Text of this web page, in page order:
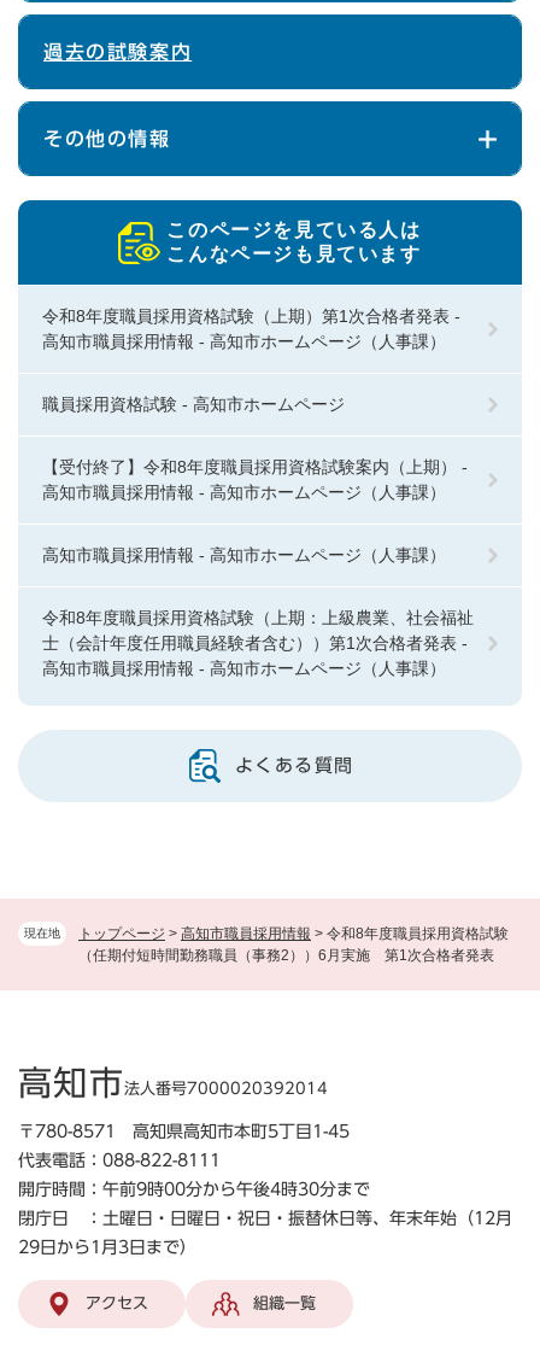
現在地 トップページ > 高知市職員採用情報 > 令和8年度職員採用資格試験
（任期付短時間勤務職員（事務2））6月実施 第1次合格者発表
過去の試験案内
その他の情報
このページを見ている人は
こんなページも見ています
令和8年度職員採用資格試験（上期）第1次合格者発表 -
高知市職員採用情報 - 高知市ホームページ（人事課）
職員採用資格試験 - 高知市ホームページ
【受付終了】令和8年度職員採用資格試験案内（上期） -
高知市職員採用情報 - 高知市ホームページ（人事課）
高知市職員採用情報 - 高知市ホームページ（人事課）
令和8年度職員採用資格試験（上期：上級農業、社会福祉
士（会計年度任用職員経験者含む））第1次合格者発表 -
高知市職員採用情報 - 高知市ホームページ（人事課）
よくある質問
高知市法人番号7000020392014
〒780-8571 高知県高知市本町5丁目1-45
代表電話：088-822-8111
開庁時間：午前9時00分から午後4時30分まで
閉庁日 ：土曜日・日曜日・祝日・振替休日等、年末年始（12月
29日から1月3日まで）
アクセス 組織一覧